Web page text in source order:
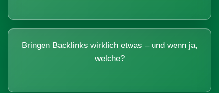
Bringen Backlinks wirklich etwas – und wenn ja,
welche?